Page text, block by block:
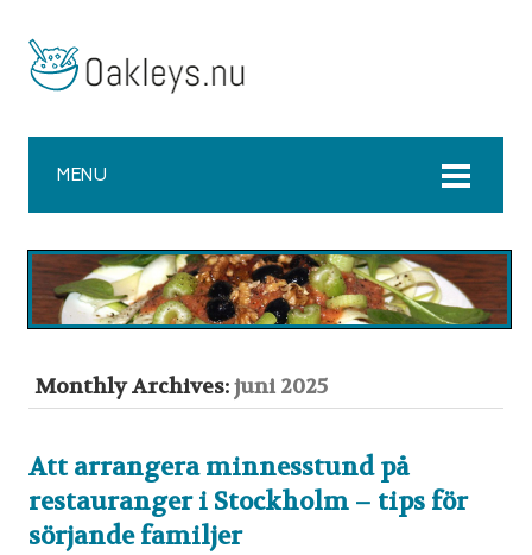
MENU
Monthly Archives:juni 2025
Att arrangera minnesstund på
restauranger i Stockholm – tips för
sörjande familjer